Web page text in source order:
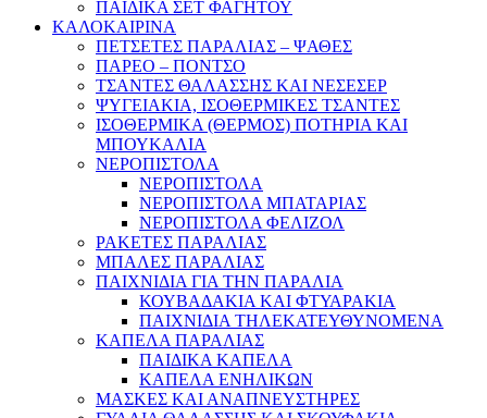
ΠΑΙΔΙΚΑ ΣΕΤ ΦΑΓΗΤΟΥ
ΚΑΛΟΚΑΙΡΙΝΑ
ΠΕΤΣΕΤΕΣ ΠΑΡΑΛΙΑΣ – ΨΑΘΕΣ
ΠΑΡΕΟ – ΠΟΝΤΣΟ
ΤΣΑΝΤΕΣ ΘΑΛΑΣΣΗΣ ΚΑΙ ΝΕΣΕΣΕΡ
ΨΥΓΕΙΑΚΙΑ, ΙΣΟΘΕΡΜΙΚΕΣ ΤΣΑΝΤΕΣ
ΙΣΟΘΕΡΜΙΚΑ (ΘΕΡΜΟΣ) ΠΟΤΗΡΙΑ ΚΑΙ
ΜΠΟΥΚΑΛΙΑ
ΝΕΡΟΠΙΣΤΟΛΑ
ΝΕΡΟΠΙΣΤΟΛΑ
ΝΕΡΟΠΙΣΤΟΛΑ ΜΠΑΤΑΡΙΑΣ
ΝΕΡΟΠΙΣΤΟΛΑ ΦΕΛΙΖΟΛ
ΡΑΚΕΤΕΣ ΠΑΡΑΛΙΑΣ
ΜΠΑΛΕΣ ΠΑΡΑΛΙΑΣ
ΠΑΙΧΝΙΔΙΑ ΓΙΑ ΤΗΝ ΠΑΡΑΛΙΑ
ΚΟΥΒΑΔΑΚΙΑ ΚΑΙ ΦΤΥΑΡΑΚΙΑ
ΠΑΙΧΝΙΔΙΑ ΤΗΛΕΚΑΤΕΥΘΥΝΟΜΕΝΑ
ΚΑΠΕΛΑ ΠΑΡΑΛΙΑΣ
ΠΑΙΔΙΚΑ ΚΑΠΕΛΑ
ΚΑΠΕΛΑ ΕΝΗΛΙΚΩΝ
ΜΑΣΚΕΣ ΚΑΙ ΑΝΑΠΝΕΥΣΤΗΡΕΣ